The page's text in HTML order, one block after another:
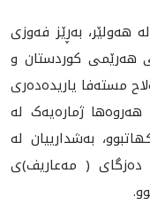
ئێوارەی ئەمڕۆ دووشەممە 2025/3/10 لە هەولێر، بەڕێز فەوزی
هەرێمی کوردستان و
مستەفا یاریدەدەری
ژمارەیەک لە
بەشدارییان لە
دەزگای ( مەعاریف)ی